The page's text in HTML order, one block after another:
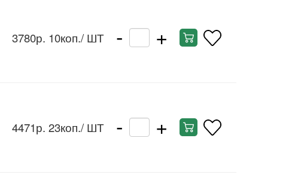
3780р. 10коп./ ШТ - +
4471р. 23коп./ ШТ - +